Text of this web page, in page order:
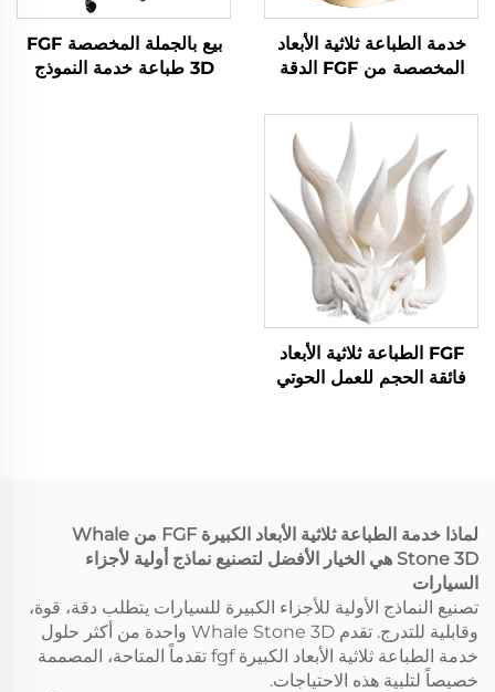
خدمة الطباعة ثلاثية الأبعاد
المخصصة من FGF الدقة
الطباعة الصناعية المصنعة
الدقيقة
بيع بالجملة المخصصة FGF
3D طباعة خدمة النموذج
FGF الطباعة ثلاثية الأبعاد
فائقة الحجم للعمل الحوتي
لماذا خدمة الطباعة ثلاثية الأبعاد الكبيرة FGF من Whale
Stone 3D هي الخيار الأفضل لتصنيع نماذج أولية لأجزاء
السيارات
تصنيع النماذج الأولية للأجزاء الكبيرة للسيارات يتطلب دقة، قوة،
وقابلية للتدرج. تقدم Whale Stone 3D واحدة من أكثر حلول
خدمة الطباعة ثلاثية الأبعاد الكبيرة fgf تقدماً المتاحة، المصممة
خصيصاً لتلبية هذه الاحتياجات.